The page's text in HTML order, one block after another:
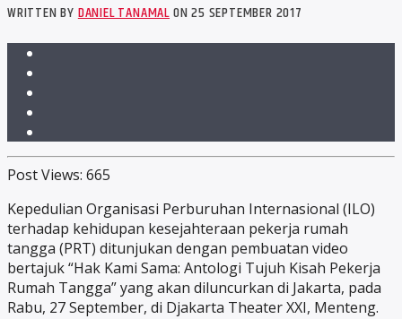
WRITTEN BYDANIEL TANAMALON 25 SEPTEMBER 2017
Post Views: 665
Kepedulian Organisasi Perburuhan Internasional (ILO)
terhadap kehidupan kesejahteraan pekerja rumah
tangga (PRT) ditunjukan dengan pembuatan video
bertajuk “Hak Kami Sama: Antologi Tujuh Kisah Pekerja
Rumah Tangga” yang akan diluncurkan di Jakarta, pada
Rabu, 27 September, di Djakarta Theater XXI, Menteng.